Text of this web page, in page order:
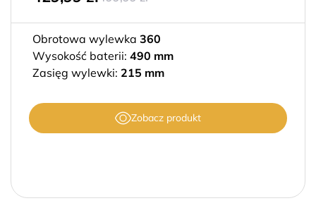
Obrotowa wylewka 360
Wysokość baterii: 490 mm
Zasięg wylewki: 215 mm
Zobacz produkt